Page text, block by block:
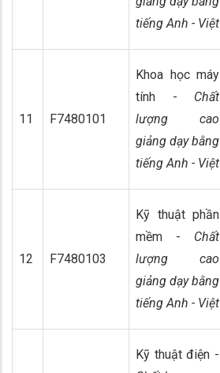
tiếng Anh - Việt
11 F7480101
Khoa học máy
tính - Chất
lượng cao
giảng dạy bằng
tiếng Anh - Việt
12 F7480103
Kỹ thuật phần
mềm - Chất
lượng cao
giảng dạy bằng
tiếng Anh - Việt
Kỹ thuật điện -